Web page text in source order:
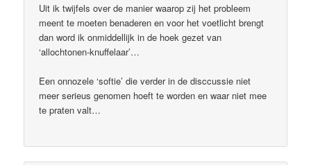
Uit ik twijfels over de manier waarop zij het probleem
meent te moeten benaderen en voor het voetlicht brengt
dan word ik onmiddellijk in de hoek gezet van
‘allochtonen-knuffelaar’…
Een onnozele ‘softie’ die verder in de disccussie niet
meer serieus genomen hoeft te worden en waar niet mee
te praten valt…